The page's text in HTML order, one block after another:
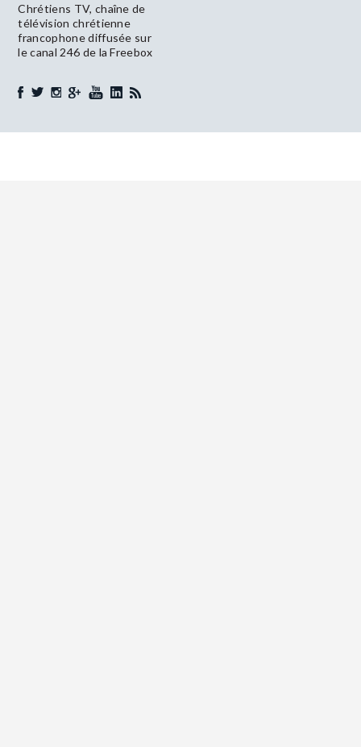
Chrétiens TV, chaîne de
télévision chrétienne
francophone diffusée sur
le canal 246 de la Freebox